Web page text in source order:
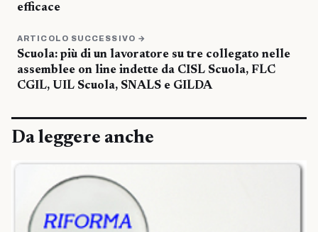
efficace
ARTICOLO SUCCESSIVO →
Scuola: più di un lavoratore su tre collegato nelle
assemblee on line indette da CISL Scuola, FLC
CGIL, UIL Scuola, SNALS e GILDA
Da leggere anche